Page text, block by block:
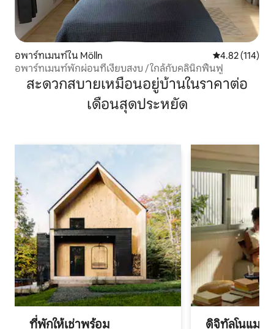
อพาร์ทเมนท์ใน Mölln คะแนนเฉลี่ย
4.82 (114)
อพาร์ทเมนท์พักผ่อนที่เงียบสงบ / ใกล้กับคลินิกฟื้นฟู
สะดวกสบายเหมือนอยู่บ้านในราคาต่อ
เดือนสุดประหยัด
ที่พักให้เช่าพร้อม ดิจิทัลโนแมด